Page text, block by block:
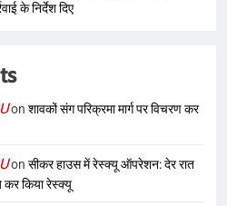
के निर्देश दिए
on शावकों संग परिक्रमा मार्ग पर विचरण कर
on सीकर हाउस में रेस्क्यू ऑपरेशन: देर रात
किया रेस्क्यू